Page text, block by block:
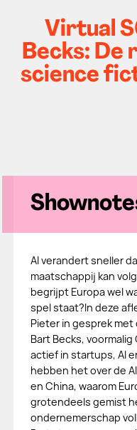
Virtual
Becks: De
science
AI verandert sneller
maatschappij kan
begrijpt Europa wel
spel staat?In deze
Pieter in gesprek
Bart Becks, voormalig
actief in startups, AI
hebben het over de
en China, waarom
grotendeels gemist
ondernemerschap